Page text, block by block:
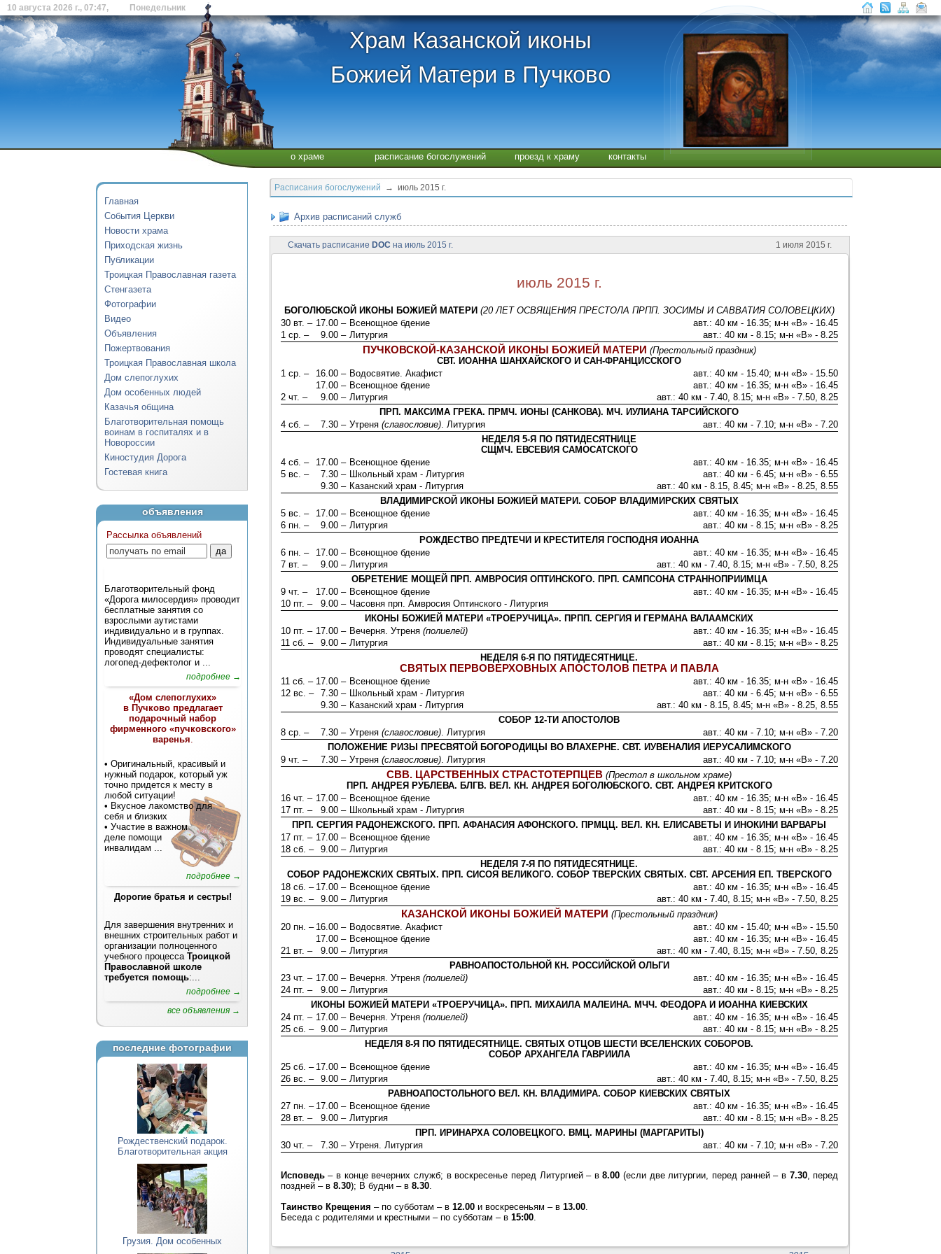
10 августа 2026 г., 07:47, Понедельник
Храм Казанской иконы
Божией Матери в Пучково
о храме расписание богослужений проезд к храму контакты
Главная
События Церкви
Новости храма
Приходская жизнь
Публикации
Троицкая Православная газета
Стенгазета
Фотографии
Видео
Объявления
Пожертвования
Троицкая Православная школа
Дом слепоглухих
Дом особенных людей
Казачья община
Благотворительная помощь
воинам в госпиталях и в
Новороссии
Киностудия Дорога
Гостевая книга
объявления
Рассылка объявлений
Благотворительный фонд
«Дорога милосердия» проводит
бесплатные занятия со
взрослыми аутистами
индивидуально и в группах.
Индивидуальные занятия
проводят специалисты:
логопед-дефектолог и ...
подробнее →
«Дом слепоглухих»
в Пучково предлагает
подарочный набор
фирменного «пучковского»
варенья.
• Оригинальный, красивый и
нужный подарок, который уж
точно придется к месту в
любой ситуации!
• Вкусное лакомство для
себя и близких
• Участие в важном
деле помощи
инвалидам ...
подробнее →
Дорогие братья и сестры!
Для завершения внутренних и
внешних строительных работ и
организации полноценного
учебного процессаТроицкой
Православной школе
требуется помощь:...
подробнее →
все объявления →
последние фотографии
Рождественский подарок.
Благотворительная акция
Грузия. Дом особенных
Расписания богослужений → июль 2015 г.
Архив расписаний служб
Скачать расписание DOC на июль 2015 г. 1 июля 2015 г.
июль 2015 г.
БОГОЛЮБСКОЙ ИКОНЫ БОЖИЕЙ МАТЕРИ (20 ЛЕТ ОСВЯЩЕНИЯ ПРЕСТОЛА ПРПП. ЗОСИМЫ И САВВАТИЯ СОЛОВЕЦКИХ)
30 вт. – 17.00 – Всенощное бдение
авт.: 40 км - 16.35; м-н «В» - 16.45
1 ср. –
9.00 – Литургия авт.: 40 км - 8.15; м-н «В» - 8.25
ПУЧКОВСКОЙ-КАЗАНСКОЙ ИКОНЫ БОЖИЕЙ МАТЕРИ (Престольный праздник)
СВТ. ИОАННА ШАНХАЙСКОГО И САН-ФРАНЦИССКОГО
1 ср. –
16.00 – Водосвятие. Акафист
авт.: 40 км - 15.40; м-н «В» - 15.50
17.00 – Всенощное бдение
авт.: 40 км - 16.35; м-н «В» - 16.45
2 чт. –
9.00 – Литургия
авт.: 40 км - 7.40, 8.15; м-н «В» - 7.50, 8.25
ПРП. МАКСИМА ГРЕКА. ПРМЧ. ИОНЫ (САНКОВА). МЧ. ИУЛИАНА ТАРСИЙСКОГО
4 сб. –
7.30 – Утреня (славословие). Литургия
авт.: 40 км - 7.10; м-н «В» - 7.20
НЕДЕЛЯ 5-Я ПО ПЯТИДЕСЯТНИЦЕ
СЩМЧ. ЕВСЕВИЯ САМОСАТСКОГО
4 сб. –
17.00 – Всенощное бдение
авт.: 40 км - 16.35; м-н «В» - 16.45
5 вс. –
7.30 – Школьный храм - Литургия
авт.: 40 км - 6.45; м-н «В» - 6.55
9.30 – Казанский храм - Литургия
авт.: 40 км - 8.15, 8.45; м-н «В» - 8.25, 8.55
ВЛАДИМИРСКОЙ ИКОНЫ БОЖИЕЙ МАТЕРИ. СОБОР ВЛАДИМИРСКИХ СВЯТЫХ
5 вс. –
17.00 – Всенощное бдение
авт.: 40 км - 16.35; м-н «В» - 16.45
6 пн. –
9.00 – Литургия
авт.: 40 км - 8.15; м-н «В» - 8.25
РОЖДЕСТВО ПРЕДТЕЧИ И КРЕСТИТЕЛЯ ГОСПОДНЯ ИОАННА
6 пн. –
17.00 – Всенощное бдение
авт.: 40 км - 16.35; м-н «В» - 16.45
7 вт. –
9.00 – Литургия
авт.: 40 км - 7.40, 8.15; м-н «В» - 7.50, 8.25
ОБРЕТЕНИЕ МОЩЕЙ ПРП. АМВРОСИЯ ОПТИНСКОГО. ПРП. САМПСОНА СТРАННОПРИИМЦА
9 чт. –
17.00 – Всенощное бдение
авт.: 40 км - 16.35; м-н «В» - 16.45
10 пт. –
9.00 – Часовня прп. Амвросия Оптинского - Литургия
ИКОНЫ БОЖИЕЙ МАТЕРИ «ТРОЕРУЧИЦА». ПРПП. СЕРГИЯ И ГЕРМАНА ВАЛААМСКИХ
10 пт. – 17.00 – Вечерня. Утреня (полиелей)
авт.: 40 км - 16.35; м-н «В» - 16.45
11 сб. –
9.00 – Литургия
авт.: 40 км - 8.15; м-н «В» - 8.25
НЕДЕЛЯ 6-Я ПО ПЯТИДЕСЯТНИЦЕ.
СВЯТЫХ ПЕРВОВЕРХОВНЫХ АПОСТОЛОВ ПЕТРА И ПАВЛА
11 сб. – 17.00 – Всенощное бдение
авт.: 40 км - 16.35; м-н «В» - 16.45
12 вс. –
7.30 – Школьный храм - Литургия
авт.: 40 км - 6.45; м-н «В» - 6.55
9.30 – Казанский храм - Литургия
авт.: 40 км - 8.15, 8.45; м-н «В» - 8.25, 8.55
СОБОР 12-ТИ АПОСТОЛОВ
8 ср. –
7.30 – Утреня (славословие). Литургия
авт.: 40 км - 7.10; м-н «В» - 7.20
ПОЛОЖЕНИЕ РИЗЫ ПРЕСВЯТОЙ БОГОРОДИЦЫ ВО ВЛАХЕРНЕ. СВТ. ИУВЕНАЛИЯ ИЕРУСАЛИМСКОГО
9 чт. –
7.30 – Утреня (славословие). Литургия авт.: 40 км - 7.10; м-н «В» - 7.20
СВВ. ЦАРСТВЕННЫХ СТРАСТОТЕРПЦЕВ (Престол в школьном храме)
ПРП. АНДРЕЯ РУБЛЕВА. БЛГВ. ВЕЛ. КН. АНДРЕЯ БОГОЛЮБСКОГО. СВТ. АНДРЕЯ КРИТСКОГО
16 чт. – 17.00 – Всенощное бдение
авт.: 40 км - 16.35; м-н «В» - 16.45
17 пт. –
9.00 – Школьный храм - Литургия
авт.: 40 км - 8.15; м-н «В» - 8.25
ПРП. СЕРГИЯ РАДОНЕЖСКОГО. ПРП. АФАНАСИЯ АФОНСКОГО. ПРМЦЦ. ВЕЛ. КН. ЕЛИСАВЕТЫ И ИНОКИНИ ВАРВАРЫ
17 пт. – 17.00 – Всенощное бдение
авт.: 40 км - 16.35; м-н «В» - 16.45
18 сб. –
9.00 – Литургия
авт.: 40 км - 8.15; м-н «В» - 8.25
НЕДЕЛЯ 7-Я ПО ПЯТИДЕСЯТНИЦЕ.
СОБОР РАДОНЕЖСКИХ СВЯТЫХ. ПРП. СИСОЯ ВЕЛИКОГО. СОБОР ТВЕРСКИХ СВЯТЫХ. СВТ. АРСЕНИЯ ЕП. ТВЕРСКОГО
18 сб. – 17.00 – Всенощное бдение
авт.: 40 км - 16.35; м-н «В» - 16.45
19 вс. –
9.00 – Литургия авт.: 40 км - 7.40, 8.15; м-н «В» - 7.50, 8.25
КАЗАНСКОЙ ИКОНЫ БОЖИЕЙ МАТЕРИ (Престольный праздник)
20 пн. – 16.00 – Водосвятие. Акафист
авт.: 40 км - 15.40; м-н «В» - 15.50
17.00 – Всенощное бдение
авт.: 40 км - 16.35; м-н «В» - 16.45
21 вт. –
9.00 – Литургия
авт.: 40 км - 7.40, 8.15; м-н «В» - 7.50, 8.25
РАВНОАПОСТОЛЬНОЙ КН. РОССИЙСКОЙ ОЛЬГИ
23 чт. – 17.00 – Вечерня. Утреня (полиелей)
авт.: 40 км - 16.35; м-н «В» - 16.45
24 пт. –
9.00 – Литургия
авт.: 40 км - 8.15; м-н «В» - 8.25
ИКОНЫ БОЖИЕЙ МАТЕРИ «ТРОЕРУЧИЦА». ПРП. МИХАИЛА МАЛЕИНА. МЧЧ. ФЕОДОРА И ИОАННА КИЕВСКИХ
24 пт. – 17.00 – Вечерня. Утреня (полиелей)
авт.: 40 км - 16.35; м-н «В» - 16.45
25 сб. –
9.00 – Литургия
авт.: 40 км - 8.15; м-н «В» - 8.25
НЕДЕЛЯ 8-Я ПО ПЯТИДЕСЯТНИЦЕ. СВЯТЫХ ОТЦОВ ШЕСТИ ВСЕЛЕНСКИХ СОБОРОВ.
СОБОР АРХАНГЕЛА ГАВРИИЛА
25 сб. – 17.00 – Всенощное бдение
авт.: 40 км - 16.35; м-н «В» - 16.45
26 вс. –
9.00 – Литургия
авт.: 40 км - 7.40, 8.15; м-н «В» - 7.50, 8.25
РАВНОАПОСТОЛЬНОГО ВЕЛ. КН. ВЛАДИМИРА. СОБОР КИЕВСКИХ СВЯТЫХ
27 пн. – 17.00 – Всенощное бдение
авт.: 40 км - 16.35; м-н «В» - 16.45
28 вт. –
9.00 – Литургия
авт.: 40 км - 8.15; м-н «В» - 8.25
ПРП. ИРИНАРХА СОЛОВЕЦКОГО. ВМЦ. МАРИНЫ (МАРГАРИТЫ)
30 чт. –
7.30 – Утреня. Литургия авт.: 40 км - 7.10; м-н «В» - 7.20
Исповедь– в конце вечерних служб; в воскресенье перед Литургией – в8.00 (если две литургии, перед ранней – в 7.30, перед
поздней – в 8.30); В будни – в 8.30.
Таинство Крещения – по субботам – в 12.00и воскресеньям – в 13.00.
Беседа с родителями и крестными – по субботам – в 15:00.